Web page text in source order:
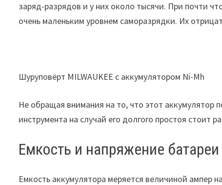
заряд-разрядов и у них около тысячи. При почти
очень маленьким уровнем саморазрядки. Их
Шуруповёрт MILWAUKEE с аккумулятором Ni-Mh
Не обращая внимания на то, что этот аккумулятор
инструмента на случай его долгого простоя стоит
Емкость и напряжение батареи
Емкость аккумулятора меряется величиной ампер